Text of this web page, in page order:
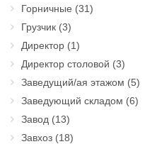
Горничные (31)
Грузчик (3)
Директор (1)
Директор столовой (3)
Заведущий/ая этажом (5)
Заведующий складом (6)
Завод (13)
Завхоз (18)